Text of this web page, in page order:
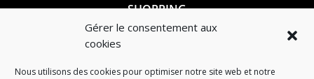
Gérer le consentement aux
cookies
Nous utilisons des cookies pour optimiser notre site web et notre
SHOPPING
SUIVEZ-NOUS